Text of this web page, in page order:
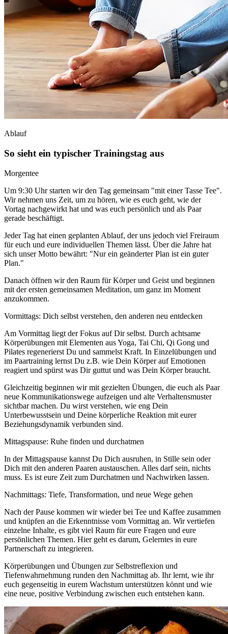
Ablauf
So sieht ein typischer Trainingstag aus
Morgentee
Um 9:30 Uhr starten wir den Tag gemeinsam "mit einer Tasse Tee".
Wir nehmen uns Zeit, um zu hören, wie es euch geht, wie der
Vortag nachgewirkt hat und was euch persönlich und als Paar
gerade beschäftigt.
Jeder Tag hat einen geplanten Ablauf, der uns jedoch viel Freiraum
für euch und eure individuellen Themen lässt. Über die Jahre hat
sich unser Motto bewährt: "Nur ein geänderter Plan ist ein guter
Plan."
Danach öffnen wir den Raum für Körper und Geist und beginnen
mit der ersten gemeinsamen Meditation, um ganz im Moment
anzukommen.
Vormittags: Dich selbst verstehen, den anderen neu entdecken
Am Vormittag liegt der Fokus auf Dir selbst. Durch achtsame
Körperübungen mit Elementen aus Yoga, Tai Chi, Qi Gong und
Pilates regenerierst Du und sammelst Kraft. In Einzelübungen und
im Paartraining lernst Du z.B. wie Dein Körper auf Emotionen
reagiert und spürst was Dir guttut und was Dein Körper braucht.
Gleichzeitig beginnen wir mit gezielten Übungen, die euch als Paar
neue Kommunikationswege aufzeigen und alte Verhaltensmuster
sichtbar machen. Du wirst verstehen, wie eng Dein
Unterbewusstsein und Deine körperliche Reaktion mit eurer
Beziehungsdynamik verbunden sind.
Mittagspause: Ruhe finden und durchatmen
In der Mittagspause kannst Du Dich ausruhen, in Stille sein oder
Dich mit den anderen Paaren austauschen. Alles darf sein, nichts
muss. Es ist eure Zeit zum Durchatmen und Nachwirken lassen.
Nachmittags: Tiefe, Transformation, und neue Wege gehen
Nach der Pause kommen wir wieder bei Tee und Kaffee zusammen
und knüpfen an die Erkenntnisse vom Vormittag an. Wir vertiefen
einzelne Inhalte, es gibt viel Raum für eure Fragen und eure
persönlichen Themen. Hier geht es darum, Gelerntes in eure
Partnerschaft zu integrieren.
Körperübungen und Übungen zur Selbstreflexion und
Tiefenwahrnehmung runden den Nachmittag ab. Ihr lernt, wie ihr
euch gegenseitig in eurem Wachstum unterstützen könnt und wie
eine neue, positive Verbindung zwischen euch entstehen kann.